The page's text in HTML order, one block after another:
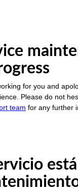
for you and
Please do not
team for any further